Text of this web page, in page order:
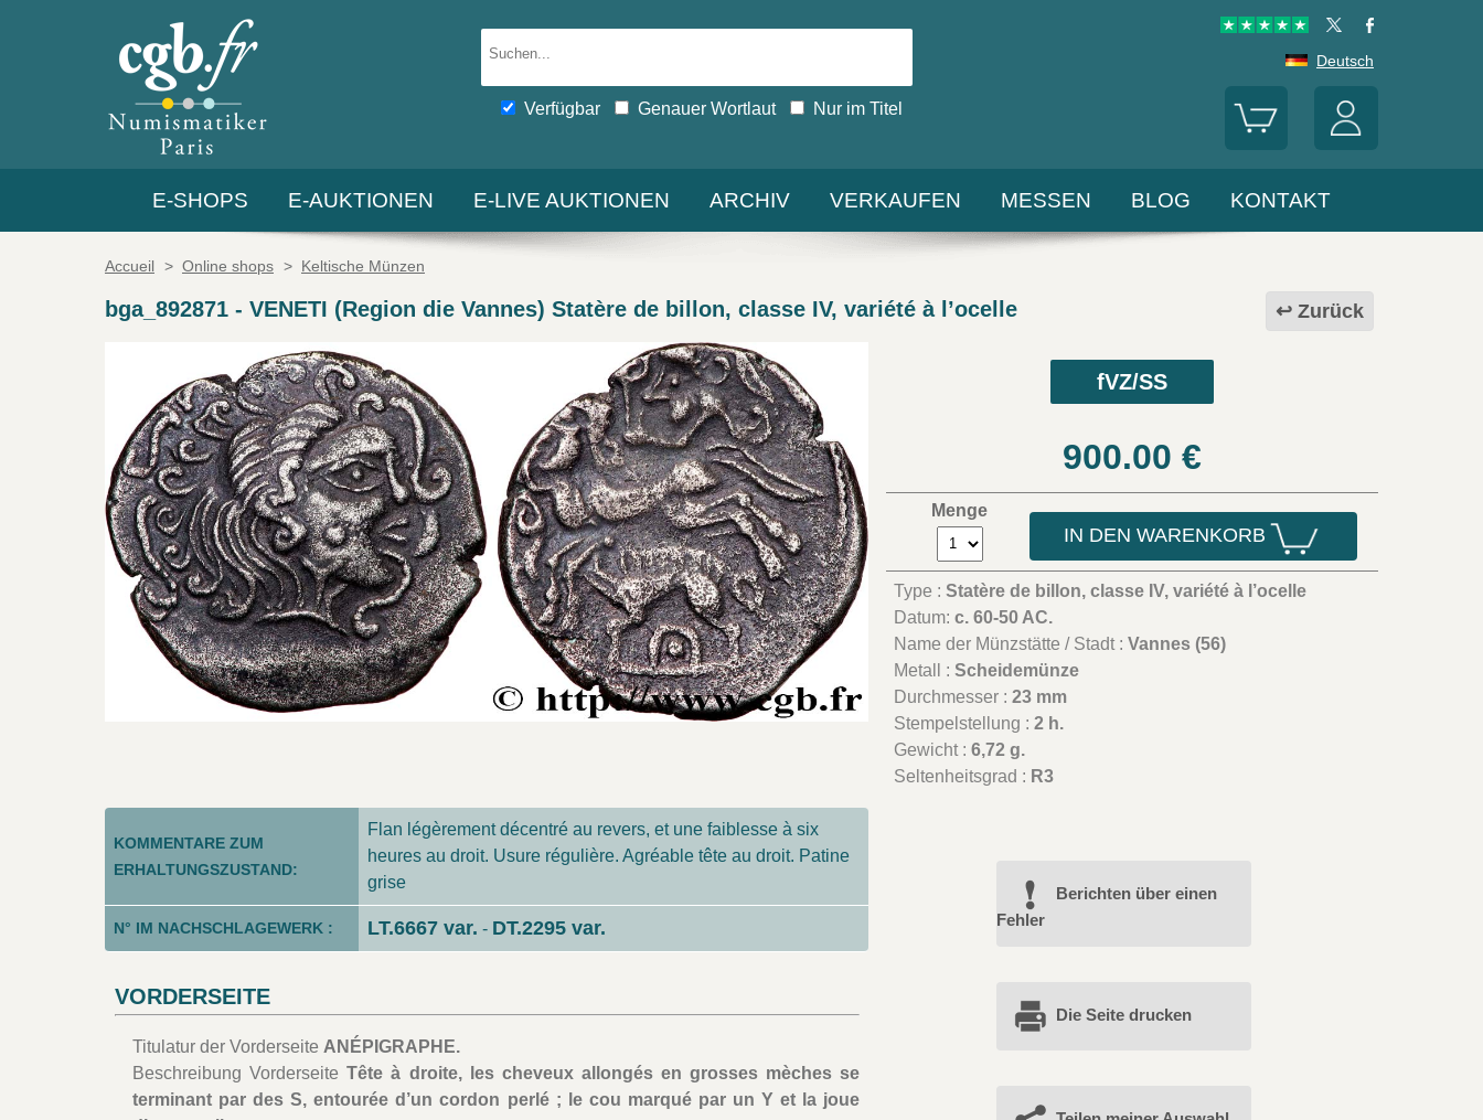
Verfügbar Genauer Wortlaut Nur im Titel
Deutsch
E-SHOPS E-AUKTIONEN E-LIVE AUKTIONEN ARCHIV VERKAUFEN MESSEN BLOG KONTAKT
Accueil > Online shops > Keltische Münzen
Zurück
bga_892871 - VENETI (Region die Vannes) Statère de billon, classe IV, variété à l’ocelle
fVZ/SS
900.00 €
Menge
IN DEN WARENKORB
Type :Statère de billon, classe IV, variété à l’ocelle
Datum:c. 60-50 AC.
Name der Münzstätte / Stadt :Vannes (56)
Metall :Scheidemünze
Durchmesser :23 mm
Stempelstellung :2 h.
Gewicht :6,72 g.
Seltenheitsgrad : R3
KOMMENTARE ZUM
ERHALTUNGSZUSTAND:
Flan légèrement décentré au revers, et une faiblesse à six
heures au droit. Usure régulière. Agréable tête au droit. Patine
grise
N° IM NACHSCHLAGEWERK : LT.6667 var. - DT.2295 var.
VORDERSEITE
Titulatur der Vorderseite ANÉPIGRAPHE.
Beschreibung VorderseiteTête à droite, les cheveux allongés en grosses mèches se
terminant par des S, entourée d’un cordon perlé ; le cou marqué par un Y et la joue
Berichten über einen
Fehler
Die Seite drucken